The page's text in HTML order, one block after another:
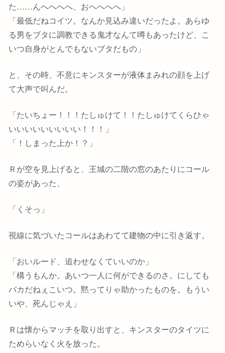
た……んへへへへ、おへへへへ」
「最低だねコイツ。なんか見込み違いだったよ。あらゆ
る男をブタに調教できる鬼才なんて噂もあったけど、こ
いつ自身がとんでもないブタだもの」
と、その時、不意にキンスターが液体まみれの顔を上げ
て大声で叫んだ。
「たいちょー！！！たしゅけて！！たしゅけてくらひゃ
いいいいいいいいい！！！」
「！しまった上か！？」
Ｒが空を見上げると、王城の二階の窓のあたりにコール
の姿があった、
「くそっ」
視線に気づいたコールはあわてて建物の中に引き返す。
「おいルード、追わせなくていいのか」
「構うもんか。あいつ一人に何ができるのさ。にしても
バカだねぇこいつ。黙ってりゃ助かったものを。もうい
いや、死んじゃえ」
Ｒは懐からマッチを取り出すと、キンスターのタイツに
ためらいなく火を放った。